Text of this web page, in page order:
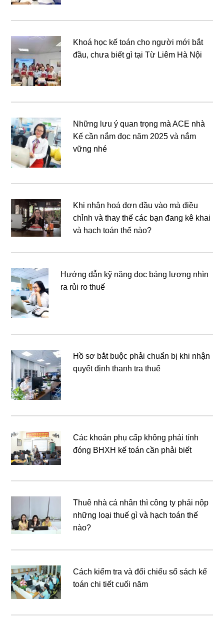
Khoá học kế toán cho người mới bắt
đầu, chưa biết gì tại Từ Liêm Hà Nội
Những lưu ý quan trọng mà ACE nhà
Kế cần nắm đọc năm 2025 và nắm
vững nhé
Khi nhận hoá đơn đầu vào mà điều
chỉnh và thay thế các bạn đang kê khai
và hạch toán thế nào?
Hướng dẫn kỹ năng đọc bảng lương nhìn
ra rủi ro thuế
Hồ sơ bắt buộc phải chuẩn bị khi nhận
quyết định thanh tra thuế
Các khoản phụ cấp không phải tính
đóng BHXH kế toán cần phải biết
Thuê nhà cá nhân thì công ty phải nộp
những loại thuế gì và hạch toán thế
nào?
Cách kiểm tra và đối chiếu sổ sách kế
toán chi tiết cuối năm